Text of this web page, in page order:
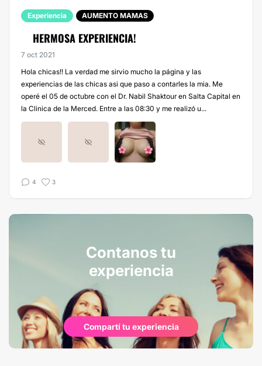
Experiencia AUMENTO MAMAS
HERMOSA EXPERIENCIA!
7 oct 2021
Hola chicas!! La verdad me sirvio mucho la página y las
experiencias de las chicas asi que paso a contarles la mia. Me
operé el 05 de octubre con el Dr. Nabil Shaktour en Salta Capital en
la Clinica de la Merced. Entre a las 08:30 y me realizó u...
4 3
Contanos tu
experiencia
Compartí tu experiencia